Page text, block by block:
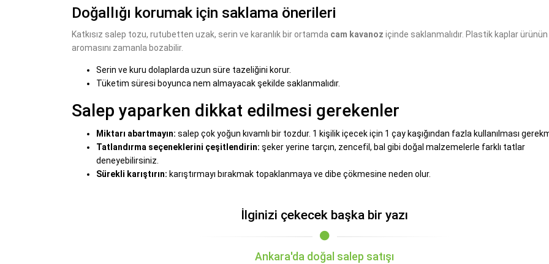
Doğallığı korumak için saklama önerileri
Katkısız salep tozu, rutubetten uzak, serin ve karanlık bir ortamda cam kavanoz içinde saklanmalıdır. Plastik kaplar ürünün
aromasını zamanla bozabilir.
Serin ve kuru dolaplarda uzun süre tazeliğini korur.
Tüketim süresi boyunca nem almayacak şekilde saklanmalıdır.
Salep yaparken dikkat edilmesi gerekenler
Miktarı abartmayın: salep çok yoğun kıvamlı bir tozdur. 1 kişilik içecek için 1 çay kaşığından fazla kullanılması
Tatlandırma seçeneklerini çeşitlendirin: şeker yerine tarçın, zencefil, bal gibi doğal malzemelerle farklı tatlar
deneyebilirsiniz.
Sürekli karıştırın: karıştırmayı bırakmak topaklanmaya ve dibe çökmesine neden olur.
İlginizi çekecek başka bir yazı
Ankara'da doğal salep satışı